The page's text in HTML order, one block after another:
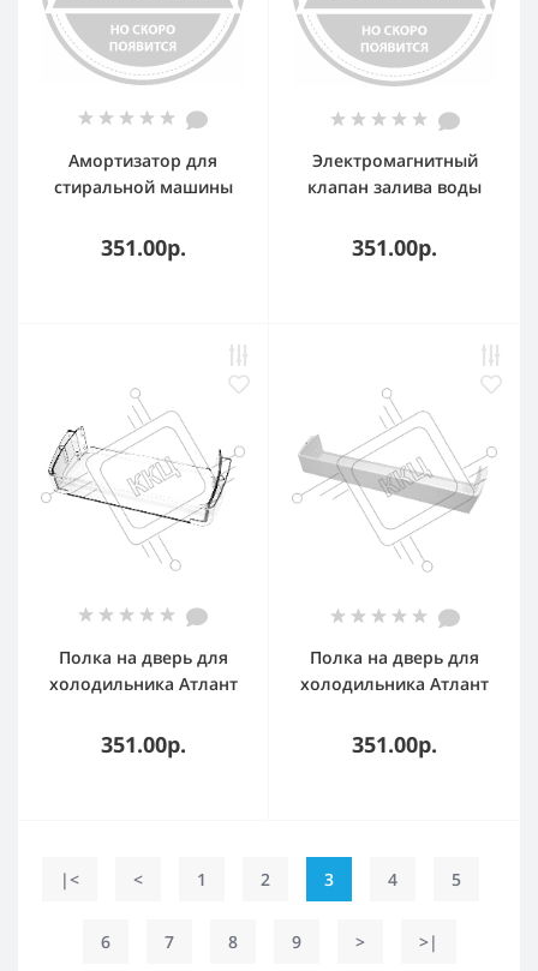
Амортизатор для
стиральной машины
287мм 2816870800 AKS,
SAR015AC
351.00р.
Электромагнитный
клапан залива воды
12mm 0300001, зам
VAL011UN, AV5262
351.00р.
Полка на дверь для
холодильника Атлант
351.00р.
Полка на дверь для
холодильника Атлант
351.00р.
|< < 1 2 3 4 5
6 7 8 9 > >|